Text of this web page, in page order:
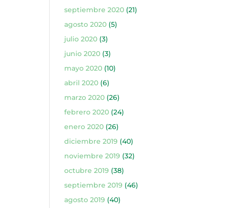
septiembre 2020(21)
agosto 2020(5)
julio 2020(3)
junio 2020(3)
mayo 2020(10)
abril 2020(6)
marzo 2020(26)
febrero 2020(24)
enero 2020(26)
diciembre 2019 (40)
noviembre 2019 (32)
octubre 2019 (38)
septiembre 2019 (46)
agosto 2019 (40)